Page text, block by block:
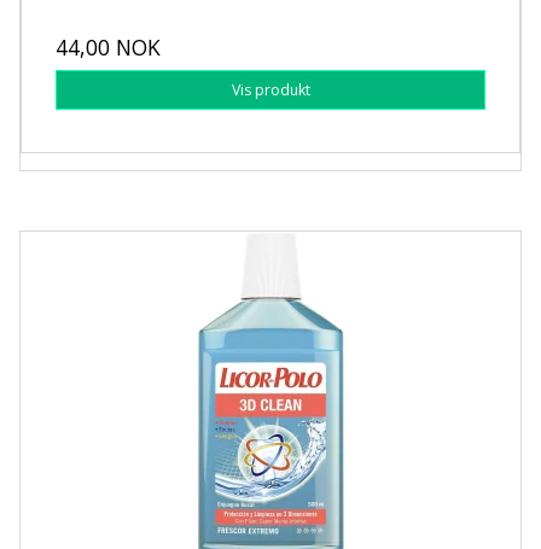
44,00 NOK
Vis produkt